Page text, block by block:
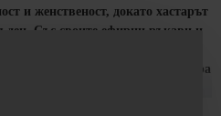
и женственост, докато хастарът
ден. Със своите ефирни ръкави и
рокля е идеална за ежедневни
в България, тя гарантира